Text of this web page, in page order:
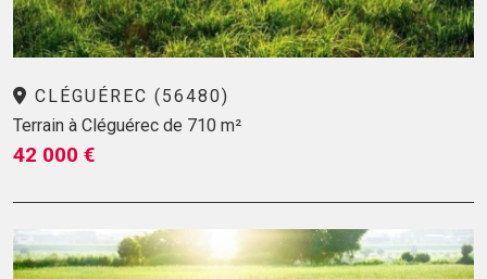
CLÉGUÉREC (56480)
Terrain à Cléguérec de 710 m²
42 000 €